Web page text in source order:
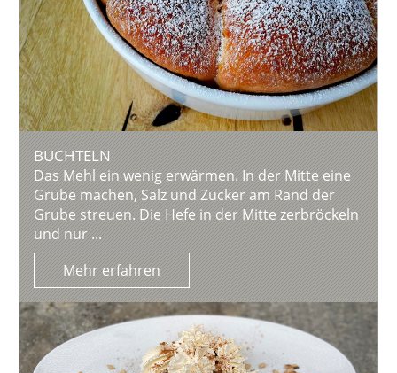
BUCHTELN
Das Mehl ein wenig erwärmen. In der Mitte eine
Grube machen, Salz und Zucker am Rand der
Grube streuen. Die Hefe in der Mitte zerbröckeln
und nur ...
Mehr erfahren